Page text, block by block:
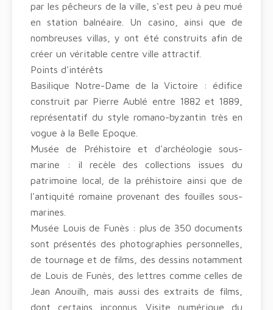
par les pêcheurs de la ville, s'est peu à peu mué
en station balnéaire. Un casino, ainsi que de
nombreuses villas, y ont été construits afin de
créer un véritable centre ville attractif.
Points d'intérêts
Basilique Notre-Dame de la Victoire : édifice
construit par Pierre Aublé entre 1882 et 1889,
représentatif du style romano-byzantin très en
vogue à la Belle Epoque.
Musée de Préhistoire et d'archéologie sous-
marine : il recèle des collections issues du
patrimoine local, de la préhistoire ainsi que de
l'antiquité romaine provenant des fouilles sous-
marines.
Musée Louis de Funès : plus de 350 documents
sont présentés des photographies personnelles,
de tournage et de films, des dessins notamment
de Louis de Funès, des lettres comme celles de
Jean Anouilh, mais aussi des extraits de films,
dont certains inconnus. Visite numérique du